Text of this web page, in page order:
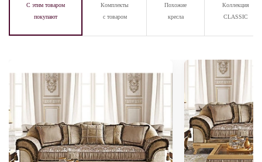
С этим товаром
покупают
Комплекты
с товаром
Похожие
кресла
Коллекция
CLASSIC